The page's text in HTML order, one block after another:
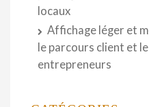
locaux
Affichage léger et
le parcours client et
entrepreneurs